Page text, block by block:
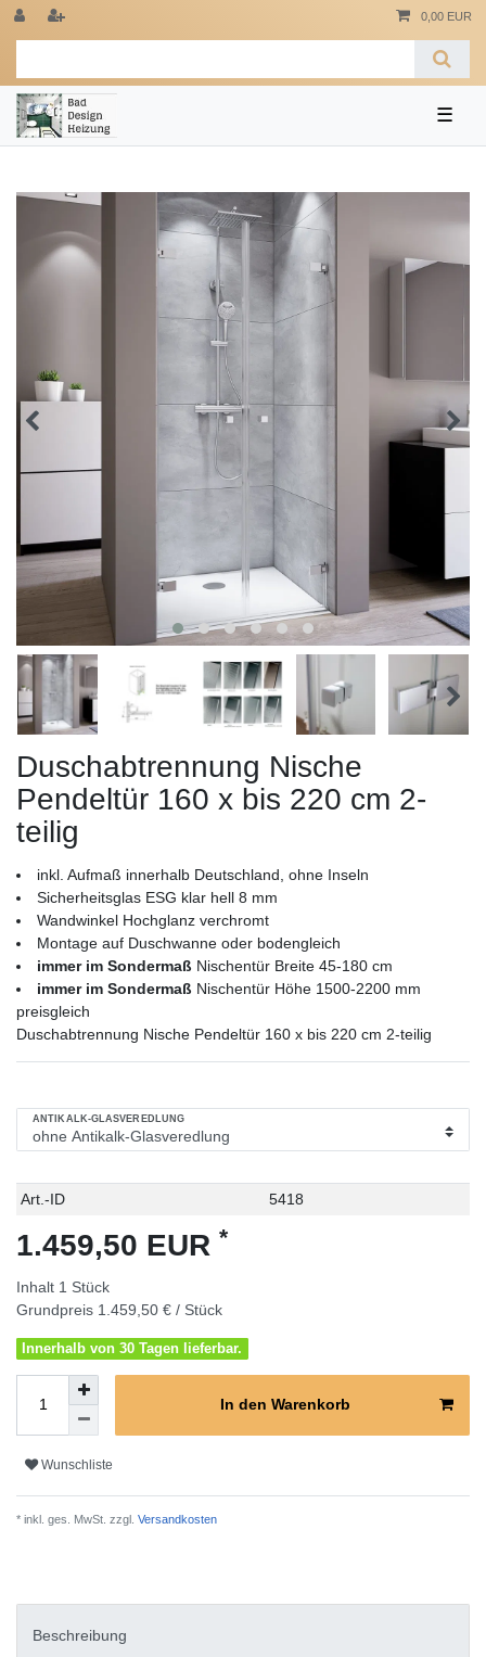
0,00 EUR
☰
Duschabtrennung Nische
Pendeltür 160 x bis 220 cm 2-
teilig
inkl. Aufmaß innerhalb Deutschland, ohne Inseln
Sicherheitsglas ESG klar hell 8 mm
Wandwinkel Hochglanz verchromt
Montage auf Duschwanne oder bodengleich
immer im Sondermaß Nischentür Breite 45-180 cm
immer im Sondermaß Nischentür Höhe 1500-2200 mm
preisgleich
Duschabtrennung Nische Pendeltür 160 x bis 220 cm 2-teilig
ANTIKALK-GLASVEREDLUNG
Technisches
Wert
Art.-ID 5418
1.459,50 EUR *
Inhalt 1 Stück
Grundpreis 1.459,50 € / Stück
Innerhalb von 30 Tagen lieferbar.
In den Warenkorb
Wunschliste
* inkl. ges. MwSt. zzgl. Versandkosten
Beschreibung